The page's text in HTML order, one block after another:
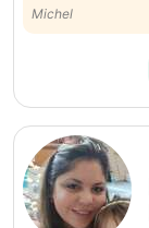
vivement
Michel